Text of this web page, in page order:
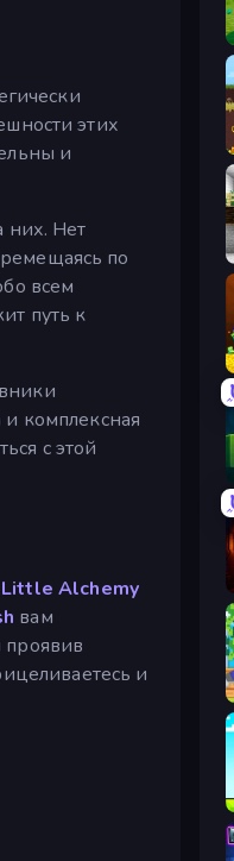
этих
и
них. Нет
по
всем
путь к
комплексная
с этой
Little Alchemy
вам
проявив
и